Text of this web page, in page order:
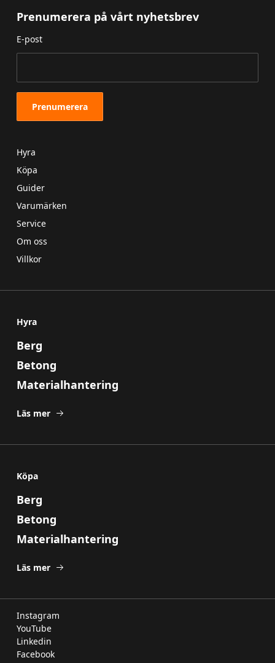
Prenumerera på vårt nyhetsbrev
E-post
Hyra
Köpa
Guider
Varumärken
Service
Om oss
Villkor
Hyra
Berg
Betong
Materialhantering
Läs mer
Köpa
Berg
Betong
Materialhantering
Läs mer
Instagram
YouTube
Linkedin
Facebook